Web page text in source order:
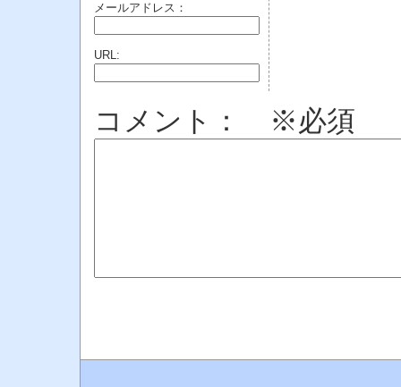
メールアドレス：
URL:
コメント： ※必須